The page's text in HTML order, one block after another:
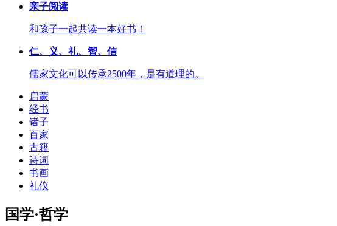
亲子阅读
和孩子一起共读一本好书！
仁、义、礼、智、信
儒家文化可以传承2500年，是有道理的。
启蒙
经书
诸子
百家
古籍
诗词
书画
礼仪
国学·哲学